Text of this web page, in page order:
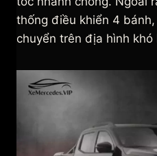
thống điều khiển 4
chuyển trên địa hình khó